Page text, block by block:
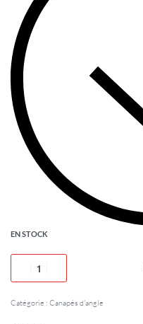
EN STOCK
Catégorie : Canapés d'angle